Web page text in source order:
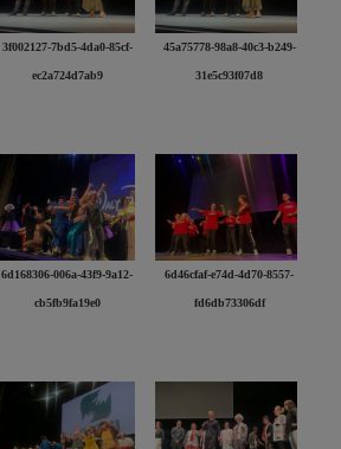
3f002127-7bd5-4da0-85cf-
ec2a724d7ab9
45a75778-98a8-40c3-b249-
31e5c93f07d8
6d168306-006a-43f9-9a12-
cb5fb9fa19e0
6d46cfaf-e74d-4d70-8557-
fd6db73306df